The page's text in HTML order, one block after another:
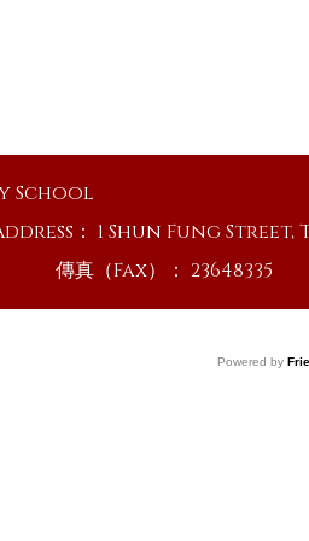
School
： 1 Shun Fung
傳真（Fax）： 23648335
Powered by